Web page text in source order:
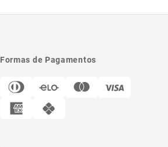
Formas de Pagamentos